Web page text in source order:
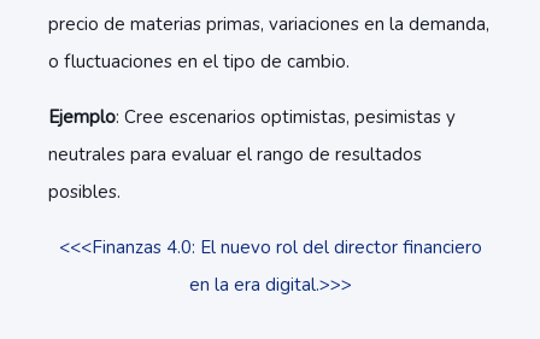
precio de materias primas, variaciones en la demanda,
o fluctuaciones en el tipo de cambio.
Ejemplo: Cree escenarios optimistas, pesimistas y
neutrales para evaluar el rango de resultados
posibles.
<<<Finanzas 4.0: El nuevo rol del director financiero
en la era digital.>>>